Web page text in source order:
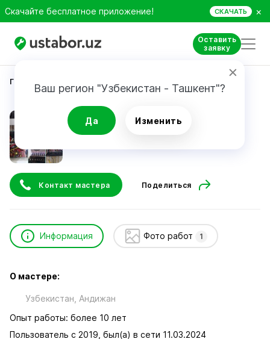
Скачайте бесплатное приложение! СКАЧАТЬ ×
Оставить
заявку
Ваш регион "Узбекистан - Ташкент"?
Да Изменить
Главная
Akaxan.uz
Контакт мастера Поделиться
Информация Фото работ 1
О мастере:
Узбекистан, Андижан
Опыт работы: более 10 лет
Пользователь с 2019, был(а) в сети 11.03.2024